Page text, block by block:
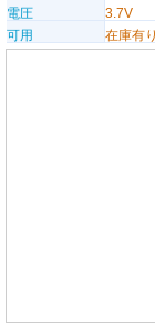
電圧
3.7V
可用
在庫有り